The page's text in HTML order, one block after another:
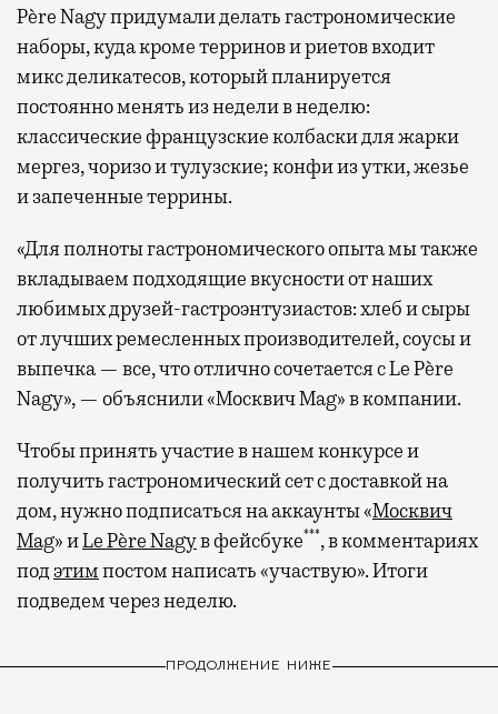
Père Nagy придумали делать гастрономические
наборы, куда кроме терринов и риетов входит
микс деликатесов, который планируется
постоянно менять из недели в неделю:
классические французские колбаски для жарки
мергез, чоризо и тулузские; конфи из утки, жезье
и запеченные террины.
«Для полноты гастрономического опыта мы также
вкладываем подходящие вкусности от наших
любимых друзей-гастроэнтузиастов: хлеб и сыры
от лучших ремесленных производителей, соусы и
выпечка — все, что отлично сочетается с Le Père
Nagy», — объяснили «Москвич Mag» в компании.
Чтобы принять участие в нашем конкурсе и
получить гастрономический сет с доставкой на
дом, нужно подписаться на аккаунты «Москвич
Mag» иLe Père Nagyв фейсбуке***, в комментариях
подэтимпостом написать «участвую». Итоги
подведем через неделю.
ПРОДОЛЖЕНИЕ НИЖЕ